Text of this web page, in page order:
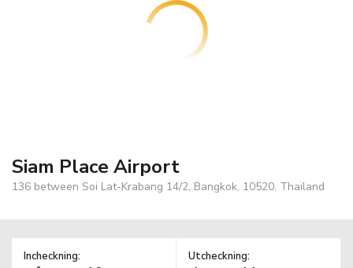
Siam Place Airport
136 between Soi Lat-Krabang 14/2, Bangkok, 10520, Thailand
Incheckning: Utcheckning: